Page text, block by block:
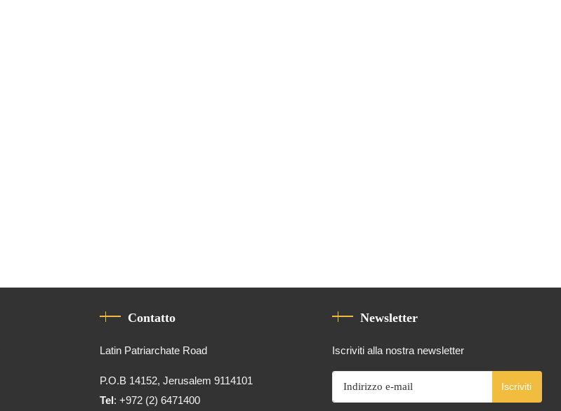
Contatto
Latin Patriarchate Road
P.O.B 14152, Jerusalem 9114101
Tel: +972 (2) 6471400
Newsletter
Iscriviti alla nostra newsletter
Iscriviti